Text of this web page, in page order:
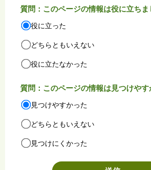
質問：このページの情報は役に立ちま
役に立った
どちらともいえない
役に立たなかった
質問：このページの情報は見つけやす
見つけやすかった
どちらともいえない
見つけにくかった